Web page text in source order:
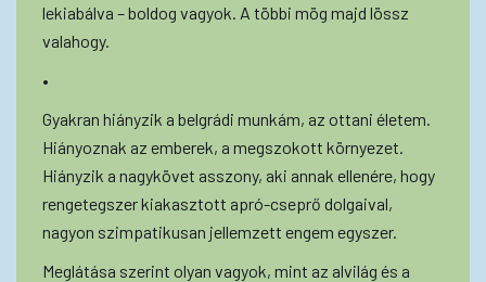
lekiabálva – boldog vagyok. A többi mög majd lössz
valahogy.
•
Gyakran hiányzik a belgrádi munkám, az ottani életem.
Hiányoznak az emberek, a megszokott környezet.
Hiányzik a nagykövet asszony, aki annak ellenére, hogy
rengetegszer kiakasztott apró-cseprő dolgaival,
nagyon szimpatikusan jellemzett engem egyszer.
Meglátása szerint olyan vagyok, mint az alvilág és a